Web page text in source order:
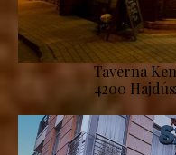
Taverna
4200